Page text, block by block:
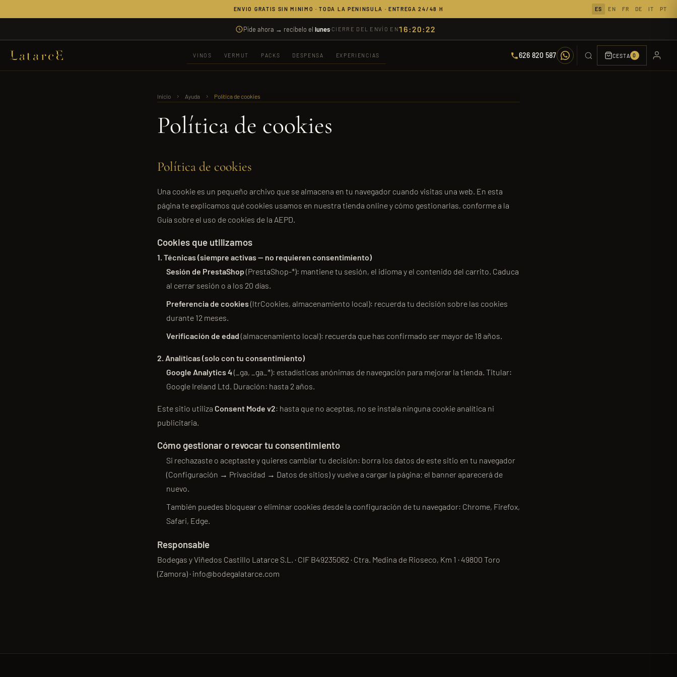
ENVIO GRATIS SIN MINIMO · TODA LA PENINSULA · ENTREGA 24/48 H ES EN FR DE IT PT
Pide ahora → recíbelo el lunes·CIERRE DEL ENVÍO EN16:20:21
VINOS VERMUT PACKS DESPENSA EXPERIENCIAS 626 820 587 CESTA 0
Inicio › Ayuda › Política de cookies
Política de cookies
Política de cookies
Una cookie es un pequeño archivo que se almacena en tu navegador cuando visitas una web. En esta
página te explicamos qué cookies usamos en nuestra tienda online y cómo gestionarlas, conforme a la
Guía sobre el uso de cookies de la AEPD.
Cookies que utilizamos
1. Técnicas (siempre activas — no requieren consentimiento)
Sesión de PrestaShop(PrestaShop-*): mantiene tu sesión, el idioma y el contenido del carrito. Caduca
al cerrar sesión o a los 20 días.
Preferencia de cookies(ltrCookies, almacenamiento local): recuerda tu decisión sobre las cookies
durante 12 meses.
Verificación de edad (almacenamiento local): recuerda que has confirmado ser mayor de 18 años.
2. Analíticas (solo con tu consentimiento)
Google Analytics 4(_ga, _ga_*): estadísticas anónimas de navegación para mejorar la tienda. Titular:
Google Ireland Ltd. Duración: hasta 2 años.
Este sitio utiliza Consent Mode v2: hasta que no aceptas, no se instala ninguna cookie analítica ni
publicitaria.
Cómo gestionar o revocar tu consentimiento
Si rechazaste o aceptaste y quieres cambiar tu decisión: borra los datos de este sitio en tu navegador
(Configuración → Privacidad → Datos de sitios) y vuelve a cargar la página; el banner aparecerá de
nuevo.
También puedes bloquear o eliminar cookies desde la configuración de tu navegador: Chrome, Firefox,
Safari, Edge.
Responsable
Bodegas y Viñedos Castillo Latarce S.L. · CIF B49235062 · Ctra. Medina de Rioseco, Km 1 · 49800 Toro
(Zamora) · info@bodegalatarce.com